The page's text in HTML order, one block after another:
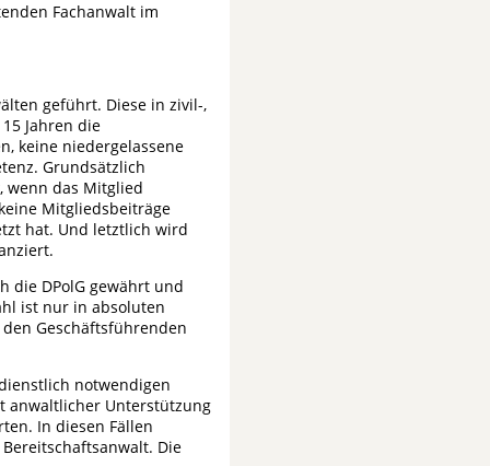
Fachanwalt im
geführt. Diese in zivil-,
Jahren die
keine niedergelassene
Grundsätzlich
wenn das Mitglied
Mitgliedsbeiträge
hat. Und letztlich wird
die DPolG gewährt und
ist nur in absoluten
Geschäftsführenden
notwendigen
anwaltlicher Unterstützung
In diesen Fällen
Die